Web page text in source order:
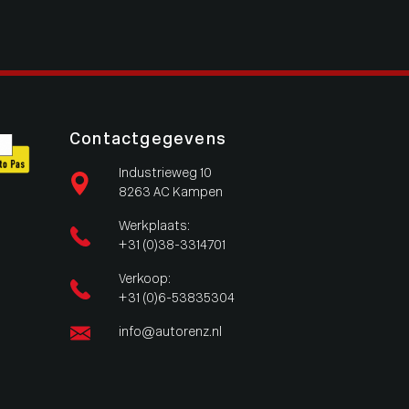
Contactgegevens
Industrieweg 10
8263 AC Kampen
Werkplaats:
+31 (0)38-3314701
Verkoop:
+31 (0)6-53835304
info@autorenz.nl